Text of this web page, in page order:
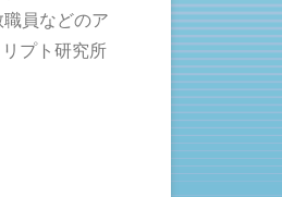
職員などのア
プト研究所